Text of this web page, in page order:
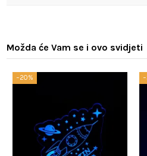
Možda će Vam se i ovo svidjeti
−20%